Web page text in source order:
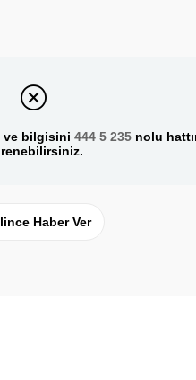
ve bilgisini 444 5 235nolu
Haber Ver